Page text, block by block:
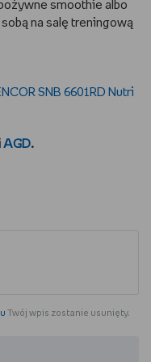
smoothie albo
na salę treningową
AGD.
Twój wpis zostanie usunięty.